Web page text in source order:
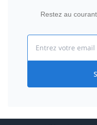
Restez au